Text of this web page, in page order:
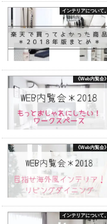
インテリアについて。
《Web内覧会》
《Web内覧会》
インテリアについて。